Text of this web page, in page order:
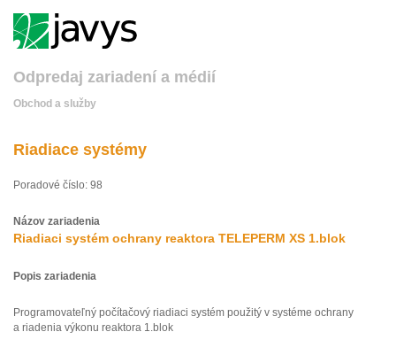
Odpredaj zariadení a médií
Obchod a služby
Riadiace systémy
Poradové číslo: 98
Názov zariadenia
Riadiaci systém ochrany reaktora TELEPERM XS 1.blok
Popis zariadenia
Programovateľný počítačový riadiaci systém použitý v systéme ochrany
a riadenia výkonu reaktora 1.blok